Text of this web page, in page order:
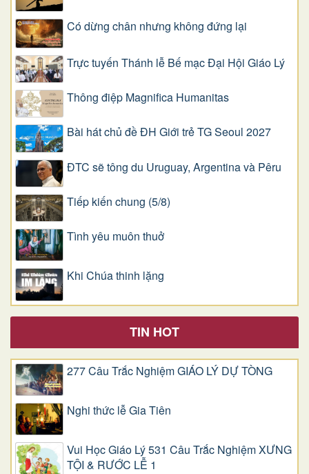
Có dừng chân nhưng không đứng lại
Trực tuyến Thánh lễ Bế mạc Đại Hội Giáo Lý
Thông điệp Magnifica Humanitas
Bài hát chủ đề ĐH Giới trẻ TG Seoul 2027
ĐTC sẽ tông du Uruguay, Argentina và Pêru
Tiếp kiến chung (5/8)
Tình yêu muôn thuở
Khi Chúa thinh lặng
TIN HOT
277 Câu Trắc Nghiệm GIÁO LÝ DỰ TÒNG
Nghi thức lễ Gia Tiên
Vui Học Giáo Lý 531 Câu Trắc Nghiệm XƯNG
TỘI & RƯỚC LỄ 1